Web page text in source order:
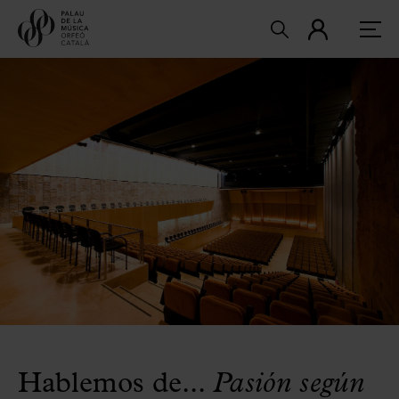
Hablemos de... Pasión según